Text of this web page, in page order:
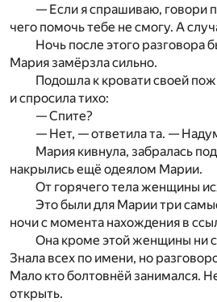
— Если я спрашиваю, говори
чего помочь тебе не смогу. А
Ночь после этого разговора
Мария замёрзла сильно.
Подошла к кровати своей
и спросила тихо:
— Спите?
— Нет, — ответила та. —
Мария кивнула, забралась
накрылись ещё одеялом Марии.
От горячего тела женщины
Это были для Марии три
ночи с момента нахождения в
Она кроме этой женщины ни
Знала всех по имени, но
Мало кто болтовнёй занимался.
открыть.